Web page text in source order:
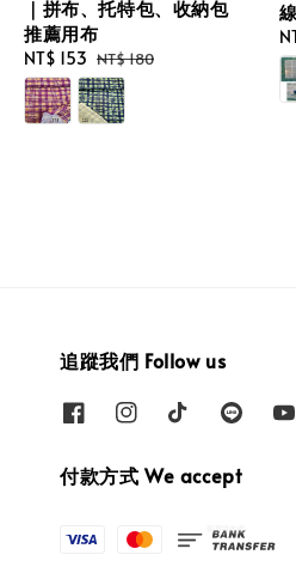
｜拼布、托特包、收納包
推薦用布
Sale
price
NT$ 153 Regular
price
NT$ 180
追蹤我們 Follow us
付款方式 We accept